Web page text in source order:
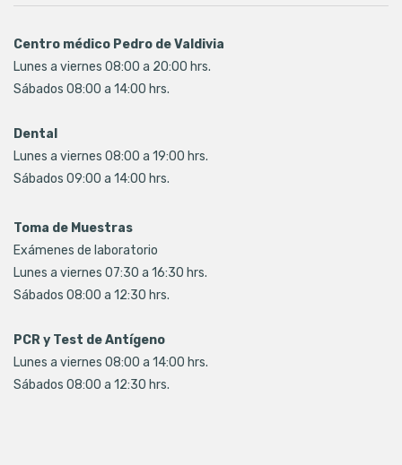
Centro médico Pedro de Valdivia
Lunes a viernes 08:00 a 20:00 hrs.
Sábados 08:00 a 14:00 hrs.
Dental
Lunes a viernes 08:00 a 19:00 hrs.
Sábados 09:00 a 14:00 hrs.
Toma de Muestras
Exámenes de laboratorio
Lunes a viernes 07:30 a 16:30 hrs.
Sábados 08:00 a 12:30 hrs.
PCR y Test de Antígeno
Lunes a viernes 08:00 a 14:00 hrs.
Sábados 08:00 a 12:30 hrs.